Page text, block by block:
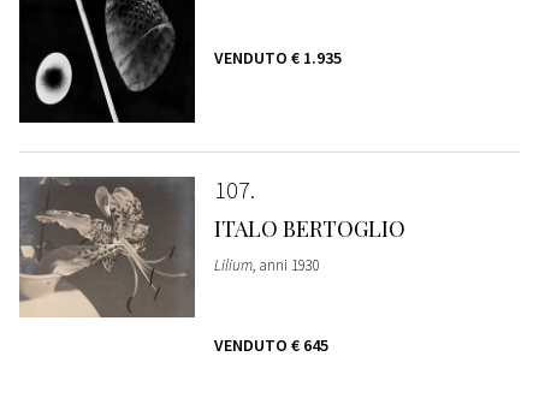
VENDUTO € 1.935
107
ITALO BERTOGLIO
Lilium, anni 1930
VENDUTO € 645